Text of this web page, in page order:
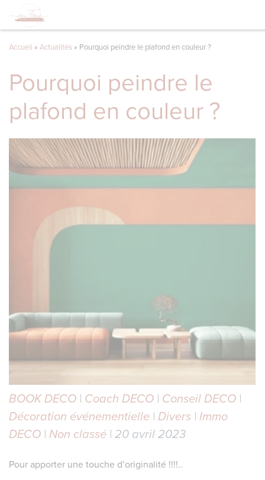
Accueil » Actualités » Pourquoi peindre le plafond en couleur ?
Pourquoi peindre le
plafond en couleur ?
BOOK DECO | Coach DECO | Conseil DECO |
Décoration événementielle | Divers | Immo
DECO | Non classé | 20 avril 2023
Pour apporter une touche d’originalité !!!!..